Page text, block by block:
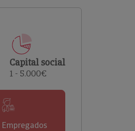
o risco de incumprimento dos
Capital social
1 - 5.000€
Empregados